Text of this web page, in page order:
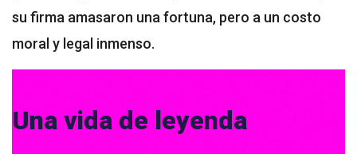
su firma amasaron una fortuna, pero a un costo
moral y legal inmenso.
Una vida de leyenda